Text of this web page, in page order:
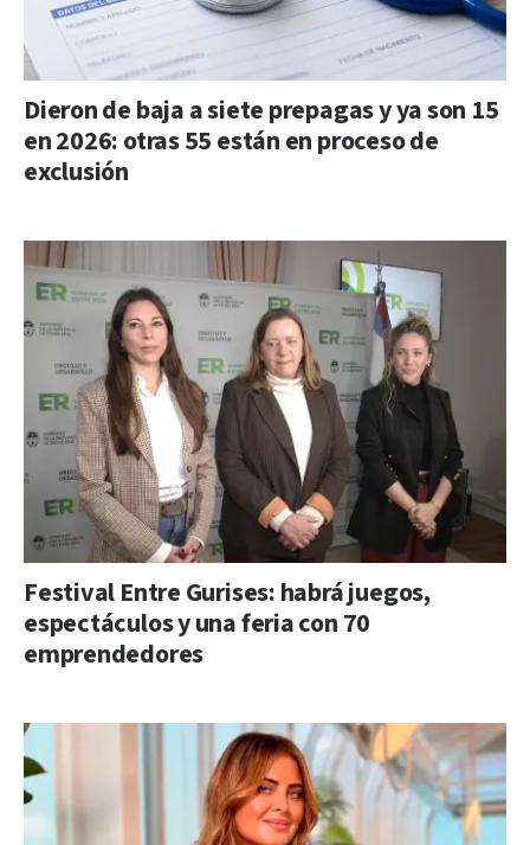
Dieron de baja a siete prepagas y ya son 15
en 2026: otras 55 están en proceso de
exclusión
Festival Entre Gurises: habrá juegos,
espectáculos y una feria con 70
emprendedores